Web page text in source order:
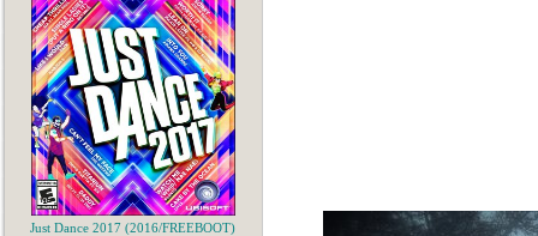
Just Dance 2017 (2016/FREEBOOT)